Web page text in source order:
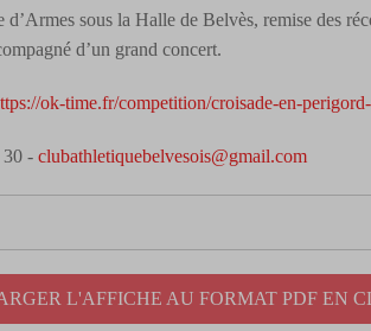
d’Armes sous la Halle de Belvès, remise des
d’un grand concert.
ok-time.fr/competition/croisade-en-
30 - clubathletiquebelvesois@gmail.com
L'AFFICHE AU FORMAT PDF EN